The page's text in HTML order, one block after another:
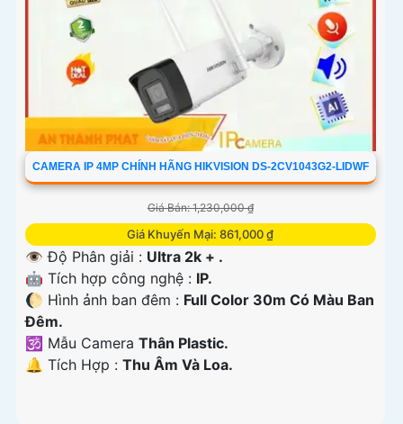
CAMERA IP 4MP CHÍNH HÃNG HIKVISION DS-2CV1043G2-LIDWF
Giá Bán: 1,230,000 ₫
Giá Khuyến Mại: 861,000 ₫
👁 Độ Phân giải : Ultra 2k + .
🤖️ Tích hợp công nghệ : IP.
🌔 Hình ảnh ban đêm : Full Color 30m Có Màu Ban
Ðêm.
🕉️ Mẫu Camera Thân Plastic.
️🔔 Tích Hợp : Thu Âm Và Loa.